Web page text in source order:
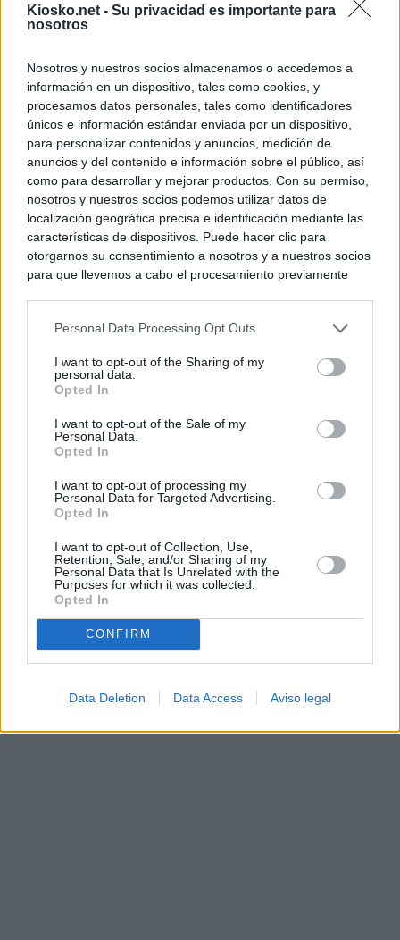
Kiosko.net - Su privacidad es importante para
nosotros
Nosotros y nuestros socios almacenamos o accedemos a
información en un dispositivo, tales como cookies, y
procesamos datos personales, tales como identificadores
únicos e información estándar enviada por un dispositivo,
para personalizar contenidos y anuncios, medición de
anuncios y del contenido e información sobre el público, así
como para desarrollar y mejorar productos. Con su permiso,
nosotros y nuestros socios podemos utilizar datos de
localización geográfica precisa e identificación mediante las
características de dispositivos. Puede hacer clic para
otorgarnos su consentimiento a nosotros y a nuestros socios
para que llevemos a cabo el procesamiento previamente
negar su consentimiento. Tenga en cuenta que algún
de su consentimiento, pero usted tiene el derecho de
rechazar tal procesamiento. Sus preferencias se aplicarán
cualquier momento entrando de nuevo en este sitio web o
visitando nuestra política de privacidad.
Personal Data Processing Opt Outs
I want to opt-out of the Sharing of my
personal data.
Opted In
I want to opt-out of the Sale of my
Personal Data.
Opted In
I want to opt-out of processing my
Personal Data for Targeted Advertising.
Opted In
I want to opt-out of Collection, Use,
Retention, Sale, and/or Sharing of my
Personal Data that Is Unrelated with the
Purposes for which it was collected.
Opted In
CONFIRM
Data Deletion Data Access Aviso legal